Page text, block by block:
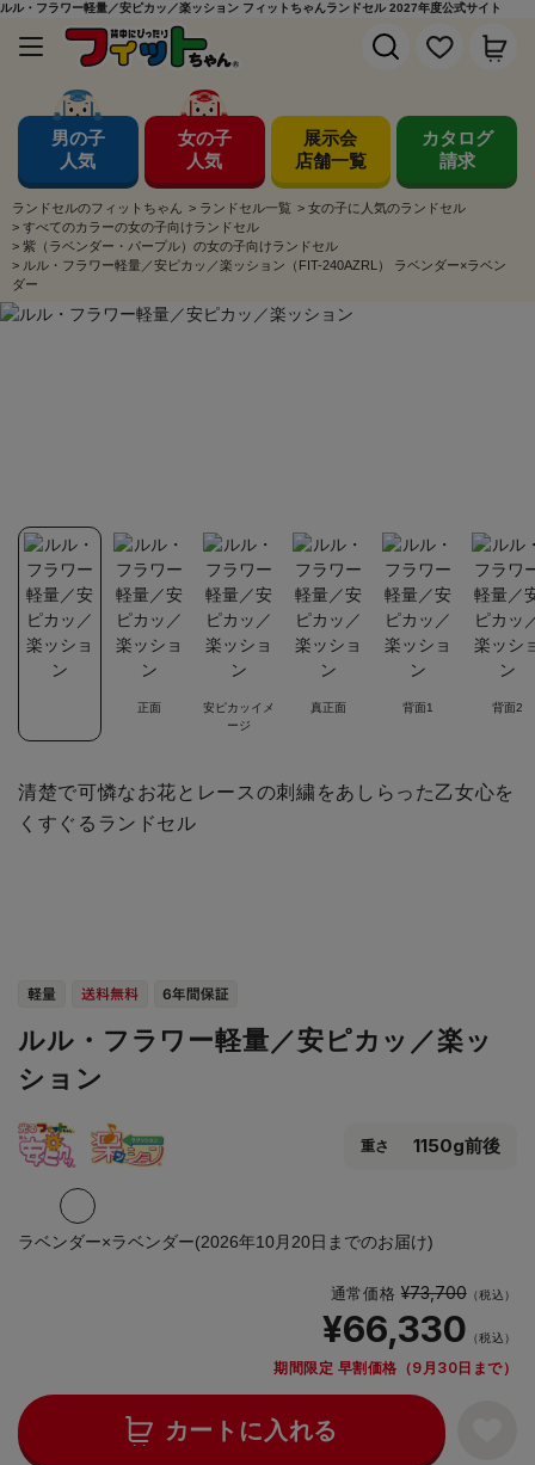
ルル・フラワー軽量／安ピカッ／楽ッション フィットちゃんランドセル 2027年度公式サイト
男の子
人気
女の子
人気
展示会
店舗一覧
カタログ
請求
ランドセルのフィットちゃん > ランドセル一覧 > 女の子に人気のランドセル
> すべてのカラーの女の子向けランドセル
> 紫（ラベンダー・パープル）の女の子向けランドセル
> ルル・フラワー軽量／安ピカッ／楽ッション（FIT-240AZRL） ラベンダー×ラベン
ダー
正面
安ピカッイメ
ージ
真正面 背面1 背面2
清楚で可憐なお花とレースの刺繍をあしらった乙女心を
くすぐるランドセル
ルル・フラワー軽量／安ピカッ／楽ッ
ション
重さ 1150g前後
ラベンダー×ラベンダー(2026年10月20日までのお届け)
通常価格¥73,700（税込）
¥66,330 （税込）
期間限定 早割価格（9月30日まで）
カートに入れる